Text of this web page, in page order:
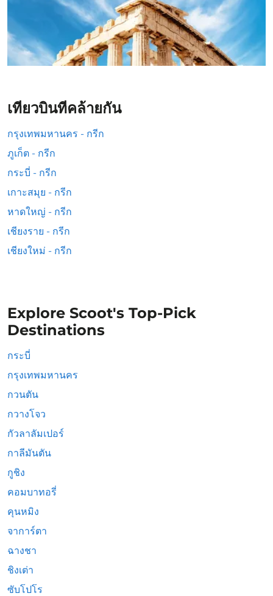
เที่ยวบินที่คล้ายกัน
กรุงเทพมหานคร - กรีก
ภูเก็ต - กรีก
กระบี่ - กรีก
เกาะสมุย - กรีก
หาดใหญ่ - กรีก
เชียงราย - กรีก
เชียงใหม่ - กรีก
Explore Scoot's Top-Pick
Destinations
กระบี่
กรุงเทพมหานคร
กวนตัน
กวางโจว
กัวลาลัมเปอร์
กาลีมันตัน
กูชิง
คอมบาทอรี่
คุนหมิง
จาการ์ตา
ฉางชา
ชิงเต่า
ซับโปโร